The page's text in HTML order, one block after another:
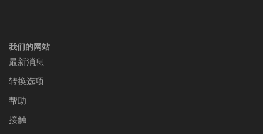
我们的网站
最新消息
转换选项
帮助
接触